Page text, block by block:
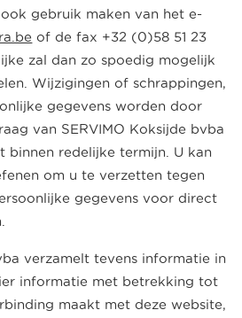
gebruik maken van het e-
of de fax +32 (0)58 51 23
zal dan zo spoedig mogelijk
Wijzigingen of schrappingen,
gegevens worden door
van SERVIMO Koksijde bvba
binnen redelijke termijn. U kan
om u te verzetten tegen
gegevens voor direct
verzamelt tevens informatie in
informatie met betrekking tot
maakt met deze website,